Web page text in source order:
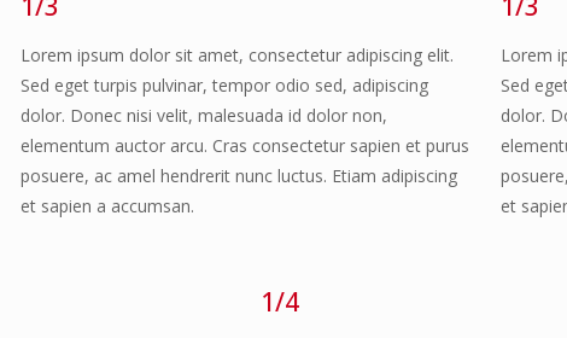
Lorem ipsum dolor sit amet, consectetur adipiscing elit.
Sed eget turpis pulvinar, tempor odio sed, adipiscing
dolor. Donec nisi velit, malesuada id dolor non,
elementum auctor arcu. Cras consectetur sapien et purus
posuere, ac amel hendrerit nunc luctus. Etiam adipiscing
et sapien a accumsan.
Lorem
Sed
dolor.
et
1/4